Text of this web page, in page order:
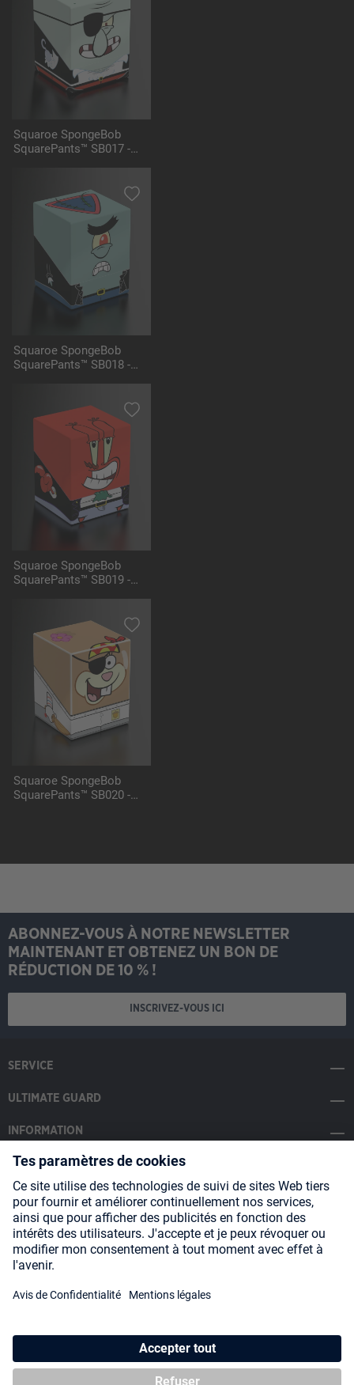
Squaroe SpongeBob
SquarePants™ SB017 -
Squaroe SpongeBob
SquarePants™ SB018 -
Squaroe SpongeBob
SquarePants™ SB019 -
Squaroe SpongeBob
SquarePants™ SB020 -
ABONNEZ-VOUS À NOTRE NEWSLETTER
MAINTENANT ET OBTENEZ UN BON DE
RÉDUCTION DE 10 % !
INSCRIVEZ-VOUS ICI
SERVICE
ULTIMATE GUARD
INFORMATION
SOCIAL MEDIA
Payment Methods
Shipping
Blog